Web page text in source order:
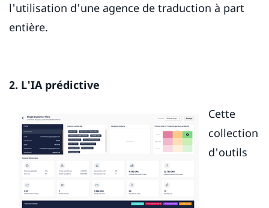
l'utilisation d'une agence de traduction à part
entière.
2. L'IA prédictive
Cette
collection
d'outils